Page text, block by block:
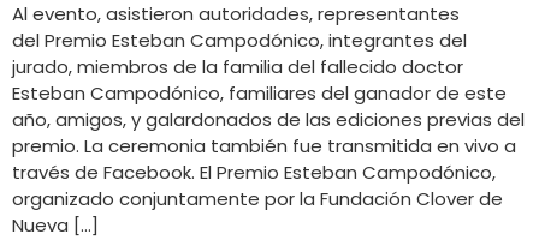
Al evento, asistieron autoridades, representantes
del Premio Esteban Campodónico, integrantes del
jurado, miembros de la familia del fallecido doctor
Esteban Campodónico, familiares del ganador de este
año, amigos, y galardonados de las ediciones previas del
premio. La ceremonia también fue transmitida en vivo a
través de Facebook. El Premio Esteban Campodónico,
organizado conjuntamente por la Fundación Clover de
Nueva […]